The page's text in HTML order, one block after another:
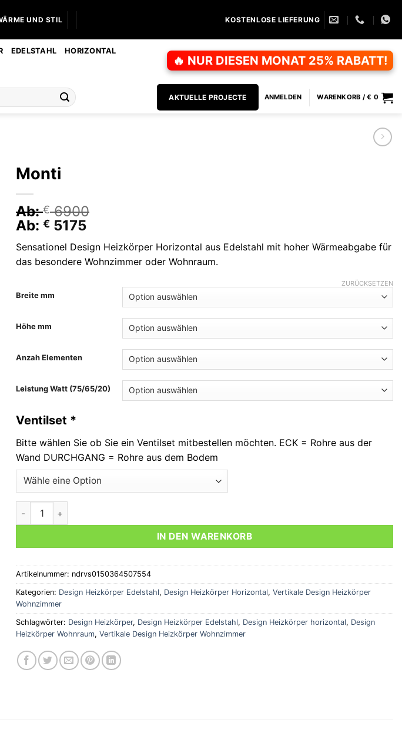
UND STIL KOSTENLOSE LIEFERUNG
EDELSTAHL HORIZONTAL
🔥 NUR DIESEN MONAT 25% RABATT!
AKTUELLE PROJECTE ANMELDEN WARENKORB /€ 0
Monti
Ab:€6900
Ab: € 5175
Sensationel Design Heizkörper Horizontal aus Edelstahl mit hoher Wärmeabgabe für
das besondere Wohnzimmer oder Wohnraum.
Breite mm
Höhe mm
Anzah Elementen
Leistung Watt (75/65/20)
ZURÜCKSETZEN
Ventilset *
Bitte wählen Sie ob Sie ein Ventilset mitbestellen möchten. ECK = Rohre aus der
Wand DURCHGANG = Rohre aus dem Bodem
Monti Menge
IN DEN WARENKORB
Artikelnummer: ndrvs0150364507554
Kategorien: Design Heizkörper Edelstahl, Design Heizkörper Horizontal, Vertikale Design Heizkörper
Wohnzimmer
Schlagwörter: Design Heizkörper, Design Heizkörper Edelstahl, Design Heizkörper horizontal, Design
Heizkörper Wohnraum, Vertikale Design Heizkörper Wohnzimmer